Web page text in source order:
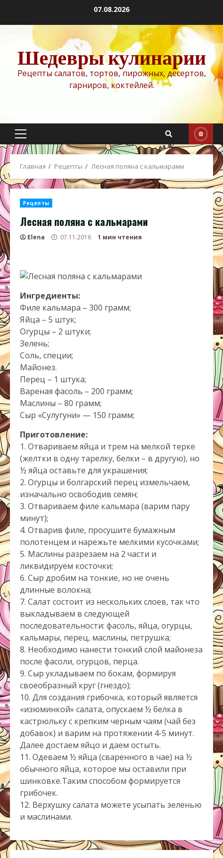
содержимому
07.08.2026
Шедевры кулинарии
Рецепты салатов, тортов, пирожных, десертов,
гарниров, коктейлей.
Основное
меню
Главная Рецепты Лесная поляна с кальмарами
Рецепты
Лесная поляна с кальмарами
Elena 07.11.2016 1 мин чтения
Ингредиенты:
Филе кальмара – 300 грамм;
Яйца – 5 штук;
Огурцы – 2 штуки;
Зелень;
Соль, специи;
Майонез.
Перец – 1 штука;
Вареная фасоль – 200 грамм;
Маслины – 80 грамм;
Сыр «Сулугуни» — 150 грамм;
Приготовление:
1. Отвариваем яйца и трем на мелкой терке
(желтки в одну тарелку, белки – в другую), но
½ яйца оставьте для украшения;
2. Огурцы и болгарский перец измельчаем,
изначально освободив семян;
3. Отвариваем филе кальмара (варим пару
минут);
4. Отварив филе, просушите бумажным
полотенцем и нарежьте мелкими кусочками;
5. Маслины разрезаем на 2 части и
ликвидируем косточки;
6. Сыр дробим на тонкие, но не очень
длинные волокна;
7. Салат состоит из нескольких слоев, так что
выкладываем в следующей
последовательности: фасоль, яйца, огурцы,
кальмары, перец, маслины, петрушка;
8. Необходимо нанести тонкий слой майонеза
после фасоли, огурцов, перца.
9. Сыр укладываем по бокам, формируя
своеобразный круг (гнездо);
10. Для создания грибочка, который является
«изюминкой» салата, опускаем ½ белка в
кастрюльку с крепким черным чаям (чай без
добавок) и варим на протяжении 4-5 минут.
Далее достаем яйцо и даем остыть.
11. Одеваем ½ яйца (сваренного в чае) на ½
обычного яйца, которое мы оставили при
шинковке.Таким способом формируется
грибочек.
12. Верхушку салата можете усыпать зеленью
и маслинами.